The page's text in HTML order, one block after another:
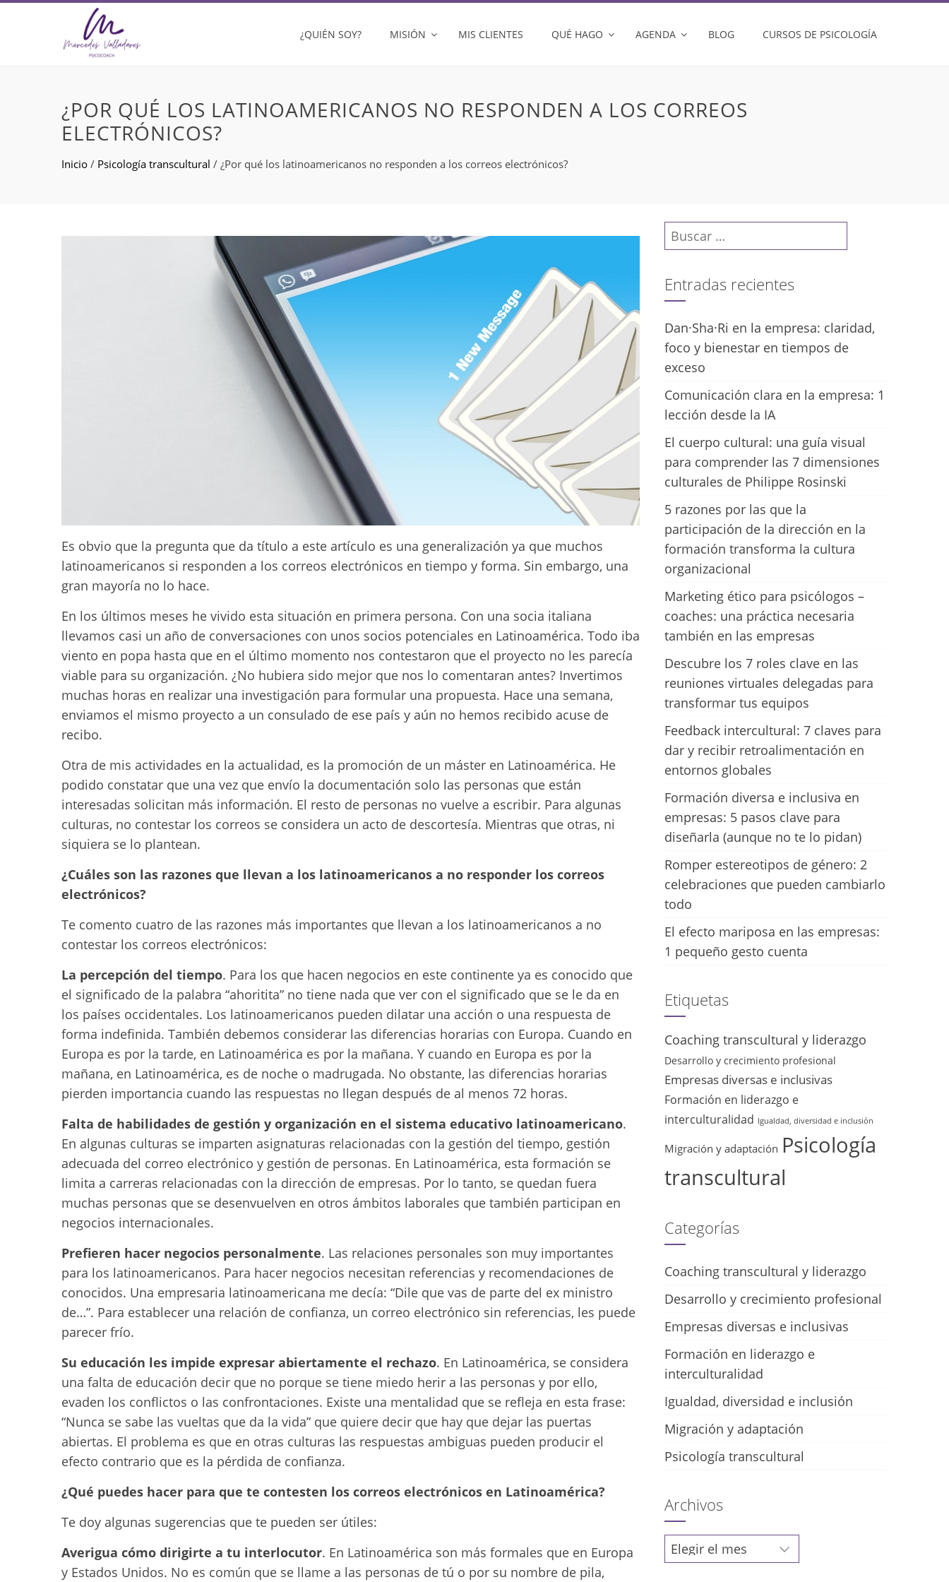
¿QUIÉN SOY? MISIÓN MIS CLIENTES QUÉ HAGO AGENDA BLOG CURSOS DE PSICOLOGÍA
¿POR QUÉ LOS LATINOAMERICANOS NO RESPONDEN A LOS CORREOS
ELECTRÓNICOS?
Inicio / Psicología transcultural / ¿Por qué los latinoamericanos no responden a los correos electrónicos?
Es obvio que la pregunta que da título a este artículo es una generalización ya que muchos
latinoamericanos si responden a los correos electrónicos en tiempo y forma. Sin embargo, una
gran mayoría no lo hace.
En los últimos meses he vivido esta situación en primera persona. Con una socia italiana
llevamos casi un año de conversaciones con unos socios potenciales en Latinoamérica. Todo iba
viento en popa hasta que en el último momento nos contestaron que el proyecto no les parecía
viable para su organización. ¿No hubiera sido mejor que nos lo comentaran antes? Invertimos
muchas horas en realizar una investigación para formular una propuesta. Hace una semana,
enviamos el mismo proyecto a un consulado de ese país y aún no hemos recibido acuse de
recibo.
Otra de mis actividades en la actualidad, es la promoción de un máster en Latinoamérica. He
podido constatar que una vez que envío la documentación solo las personas que están
interesadas solicitan más información. El resto de personas no vuelve a escribir. Para algunas
culturas, no contestar los correos se considera un acto de descortesía. Mientras que otras, ni
siquiera se lo plantean.
¿Cuáles son las razones que llevan a los latinoamericanos a no responder los correos
electrónicos?
Te comento cuatro de las razones más importantes que llevan a los latinoamericanos a no
contestar los correos electrónicos:
La percepción del tiempo. Para los que hacen negocios en este continente ya es conocido que
el significado de la palabra “ahoritita” no tiene nada que ver con el significado que se le da en
los países occidentales. Los latinoamericanos pueden dilatar una acción o una respuesta de
forma indefinida. También debemos considerar las diferencias horarias con Europa. Cuando en
Europa es por la tarde, en Latinoamérica es por la mañana. Y cuando en Europa es por la
mañana, en Latinoamérica, es de noche o madrugada. No obstante, las diferencias horarias
pierden importancia cuando las respuestas no llegan después de al menos 72 horas.
Falta de habilidades de gestión y organización en el sistema educativo latinoamericano.
En algunas culturas se imparten asignaturas relacionadas con la gestión del tiempo, gestión
adecuada del correo electrónico y gestión de personas. En Latinoamérica, esta formación se
limita a carreras relacionadas con la dirección de empresas. Por lo tanto, se quedan fuera
muchas personas que se desenvuelven en otros ámbitos laborales que también participan en
negocios internacionales.
Prefieren hacer negocios personalmente. Las relaciones personales son muy importantes
para los latinoamericanos. Para hacer negocios necesitan referencias y recomendaciones de
conocidos. Una empresaria latinoamericana me decía: “Dile que vas de parte del ex ministro
de…”. Para establecer una relación de confianza, un correo electrónico sin referencias, les puede
parecer frío.
Su educación les impide expresar abiertamente el rechazo. En Latinoamérica, se considera
una falta de educación decir que no porque se tiene miedo herir a las personas y por ello,
evaden los conflictos o las confrontaciones. Existe una mentalidad que se refleja en esta frase:
“Nunca se sabe las vueltas que da la vida” que quiere decir que hay que dejar las puertas
abiertas. El problema es que en otras culturas las respuestas ambiguas pueden producir el
efecto contrario que es la pérdida de confianza.
¿Qué puedes hacer para que te contesten los correos electrónicos en Latinoamérica?
Te doy algunas sugerencias que te pueden ser útiles:
Averigua cómo dirigirte a tu interlocutor. En Latinoamérica son más formales que en Europa
y Estados Unidos. No es común que se llame a las personas de tú o por su nombre de pila,
Buscar:
Entradas recientes
Dan·Sha·Ri en la empresa: claridad,
foco y bienestar en tiempos de
exceso
Comunicación clara en la empresa: 1
lección desde la IA
El cuerpo cultural: una guía visual
para comprender las 7 dimensiones
culturales de Philippe Rosinski
5 razones por las que la
participación de la dirección en la
formación transforma la cultura
organizacional
Marketing ético para psicólogos –
coaches: una práctica necesaria
también en las empresas
Descubre los 7 roles clave en las
reuniones virtuales delegadas para
transformar tus equipos
Feedback intercultural: 7 claves para
dar y recibir retroalimentación en
entornos globales
Formación diversa e inclusiva en
empresas: 5 pasos clave para
diseñarla (aunque no te lo pidan)
Romper estereotipos de género: 2
celebraciones que pueden cambiarlo
todo
El efecto mariposa en las empresas:
1 pequeño gesto cuenta
Etiquetas
Coaching transcultural y liderazgo
Desarrollo y crecimiento profesional
Empresas diversas e inclusivas
Formación en liderazgo e
interculturalidad Igualdad, diversidad e inclusión
Migración y adaptación Psicología
transcultural
Categorías
Coaching transcultural y liderazgo
Desarrollo y crecimiento profesional
Empresas diversas e inclusivas
Formación en liderazgo e
interculturalidad
Igualdad, diversidad e inclusión
Migración y adaptación
Psicología transcultural
Archivos
Archivos